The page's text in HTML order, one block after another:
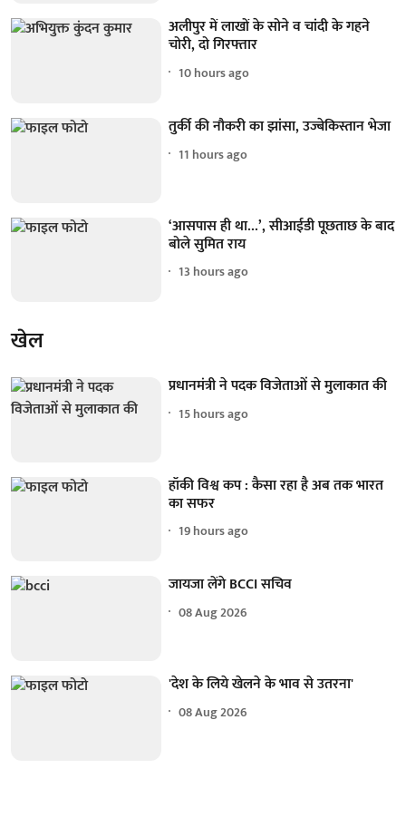
अलीपुर में लाखों के सोने व चांदी के गहने
चोरी, दो गिरफ्तार
10 hours ago
तुर्की की नौकरी का झांसा, उज्बेकिस्तान भेजा
11 hours ago
‘आसपास ही था...’, सीआईडी पूछताछ के बाद
बोले सुमित राय
13 hours ago
खेल
प्रधानमंत्री ने पदक विजेताओं से मुलाकात की
15 hours ago
हॉकी विश्व कप : कैसा रहा है अब तक भारत
का सफर
19 hours ago
जायजा लेंगे BCCI सचिव
08 Aug 2026
'देश के लिये खेलने के भाव से उतरना'
08 Aug 2026